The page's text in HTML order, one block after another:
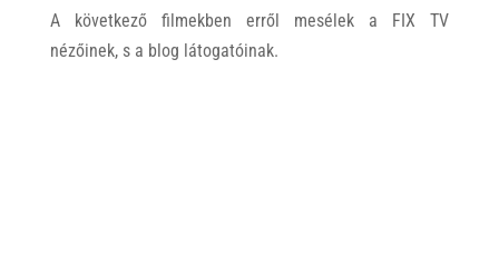
A következő filmekben erről mesélek a FIX TV
nézőinek, s a blog látogatóinak.